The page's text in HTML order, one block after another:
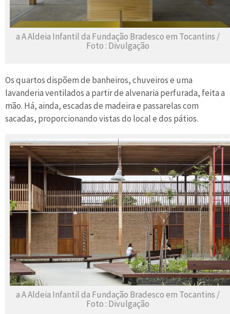
a A Aldeia Infantil da Fundação Bradesco em Tocantins /
Foto : Divulgação
Os quartos dispõem de banheiros, chuveiros e uma
lavanderia ventilados a partir de alvenaria perfurada, feita a
mão. Há, ainda, escadas de madeira e passarelas com
sacadas, proporcionando vistas do local e dos pátios.
a A Aldeia Infantil da Fundação Bradesco em Tocantins /
Foto : Divulgação